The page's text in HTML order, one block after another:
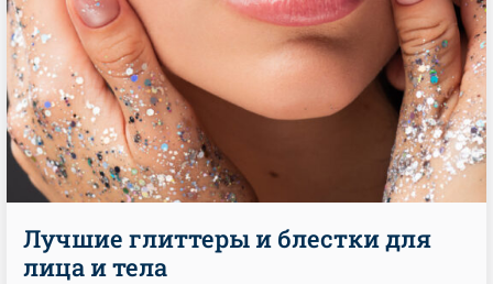
Лучшие глиттеры и блестки для
лица и тела